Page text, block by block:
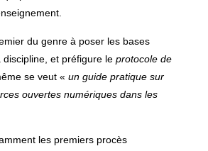
du genre à poser les bases
et préfigure le protocole de
se veut « un guide pratique sur
ouvertes numériques dans les
les premiers procès